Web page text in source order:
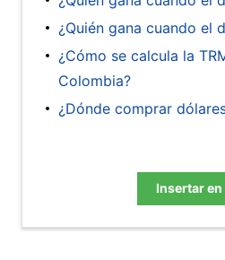
¿Quién gana cuando el
¿Cómo se calcula la
Colombia?
¿Dónde comprar
Insertar en